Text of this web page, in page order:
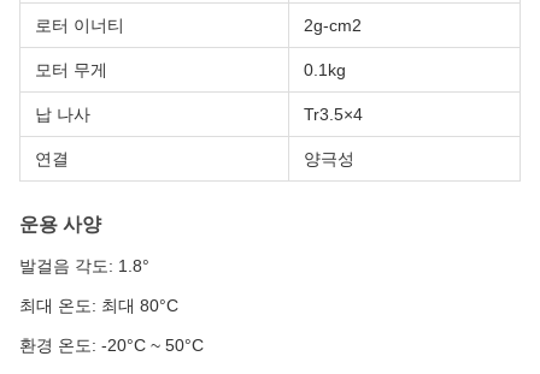
로터 이너티 2g-cm2
모터 무게 0.1kg
납 나사 Tr3.5×4
연결 양극성
운용 사양
발걸음 각도: 1.8°
최대 온도: 최대 80°C
환경 온도: -20°C ~ 50°C